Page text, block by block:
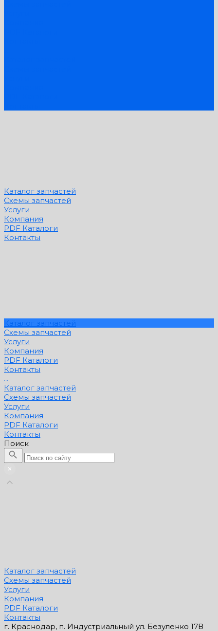
Каталог запчастей
Схемы запчастей
Услуги
Компания
PDF Каталоги
Контакты
Каталог запчастей
Схемы запчастей
Услуги
Компания
PDF Каталоги
Контакты
...
Каталог запчастей
Схемы запчастей
Услуги
Компания
PDF Каталоги
Контакты
Поиск
Каталог запчастей
Схемы запчастей
Услуги
Компания
PDF Каталоги
Контакты
г. Краснодар, п. Индустриальный ул. Безуленко 17В